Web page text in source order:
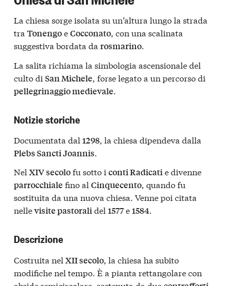
La chiesa sorge isolata su un’altura lungo la strada
tra TonengoeCocconato, con una scalinata
suggestiva bordata da rosmarino.
La salita richiama la simbologia ascensionale del
culto di San Michele , forse legato a un percorso di
pellegrinaggio medievale
Notizie storiche
Documentata dal 1298, la chiesa dipendeva dalla
Plebs Sancti Joannis.
Nel XIV secolofu sotto i conti Radicatie divenne
parrocchiale fino al Cinquecento, quando fu
sostituita da una nuova chiesa. Venne poi citata
nellevisite pastoralidel 1577e1584.
Descrizione
Costruita nel XII secolo , la chiesa ha subito
modifiche nel tempo. È a pianta rettangolare con